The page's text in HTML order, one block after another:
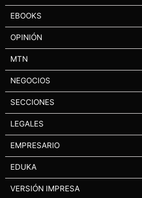
EBOOKS
OPINIÓN
MTN
NEGOCIOS
SECCIONES
LEGALES
EMPRESARIO
EDUKA
VERSIÓN IMPRESA